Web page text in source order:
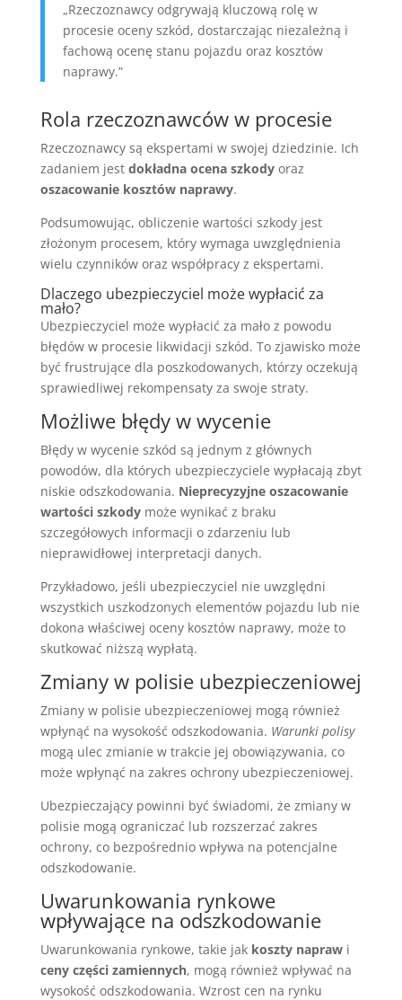
„Rzeczoznawcy odgrywają kluczową rolę w
procesie oceny szkód, dostarczając niezależną i
fachową ocenę stanu pojazdu oraz kosztów
naprawy.”
Rola rzeczoznawców w procesie
Rzeczoznawcy są ekspertami w swojej dziedzinie. Ich
zadaniem jest dokładna ocena szkodyoraz
oszacowanie kosztów naprawy.
Podsumowując, obliczenie wartości szkody jest
złożonym procesem, który wymaga uwzględnienia
wielu czynników oraz współpracy z ekspertami.
Dlaczego ubezpieczyciel może wypłacić za
mało?
Ubezpieczyciel może wypłacić za mało z powodu
błędów w procesie likwidacji szkód. To zjawisko może
być frustrujące dla poszkodowanych, którzy oczekują
sprawiedliwej rekompensaty za swoje straty.
Możliwe błędy w wycenie
Błędy w wycenie szkód są jednym z głównych
powodów, dla których ubezpieczyciele wypłacają zbyt
niskie odszkodowania. Nieprecyzyjne oszacowanie
wartości szkodymoże wynikać z braku
szczegółowych informacji o zdarzeniu lub
nieprawidłowej interpretacji danych.
Przykładowo, jeśli ubezpieczyciel nie uwzględni
wszystkich uszkodzonych elementów pojazdu lub nie
dokona właściwej oceny kosztów naprawy, może to
skutkować niższą wypłatą.
Zmiany w polisie ubezpieczeniowej
Zmiany w polisie ubezpieczeniowej mogą również
wpłynąć na wysokość odszkodowania. Warunki polisy
mogą ulec zmianie w trakcie jej obowiązywania, co
może wpłynąć na zakres ochrony ubezpieczeniowej.
Ubezpieczający powinni być świadomi, że zmiany w
polisie mogą ograniczać lub rozszerzać zakres
ochrony, co bezpośrednio wpływa na potencjalne
odszkodowanie.
Uwarunkowania rynkowe
wpływające na odszkodowanie
Uwarunkowania rynkowe, takie jak koszty naprawi
ceny części zamiennych, mogą również wpływać na
wysokość odszkodowania. Wzrost cen na rynku